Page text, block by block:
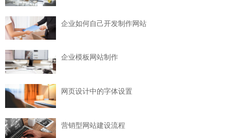
企业如何自己开发制作网站
企业模板网站制作
网页设计中的字体设置
营销型网站建设流程